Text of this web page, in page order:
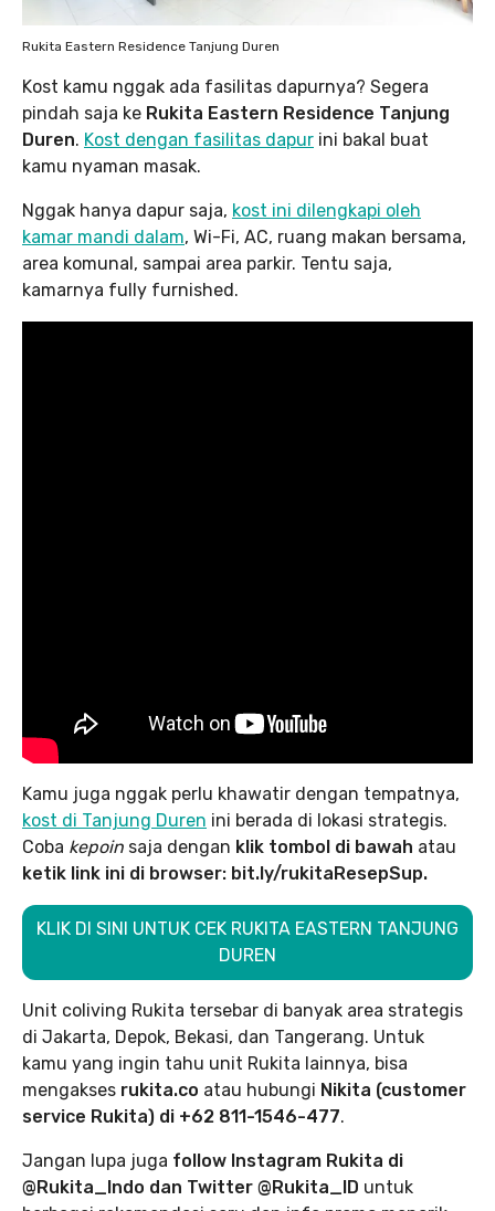
Rukita Eastern Residence Tanjung Duren
Kost kamu nggak ada fasilitas dapurnya? Segera
pindah saja ke Rukita Eastern Residence Tanjung
Duren. Kost dengan fasilitas dapur ini bakal buat
kamu nyaman masak.
Nggak hanya dapur saja, kost ini dilengkapi oleh
kamar mandi dalam, Wi-Fi, AC, ruang makan bersama,
area komunal, sampai area parkir. Tentu saja,
kamarnya fully furnished.
Kamu juga nggak perlu khawatir dengan tempatnya,
kost di Tanjung Duren ini berada di lokasi strategis.
Coba kepoin saja dengan klik tombol di bawah atau
ketik link ini di browser: bit.ly/rukitaResepSup.
KLIK DI SINI UNTUK CEK RUKITA EASTERN TANJUNG
DUREN
Unit coliving Rukita tersebar di banyak area strategis
di Jakarta, Depok, Bekasi, dan Tangerang. Untuk
kamu yang ingin tahu unit Rukita lainnya, bisa
mengakses rukita.co atau hubungi Nikita (customer
service Rukita) di +62 811-1546-477.
Jangan lupa juga follow Instagram Rukita di
@Rukita_Indo dan Twitter @Rukita_ID untuk